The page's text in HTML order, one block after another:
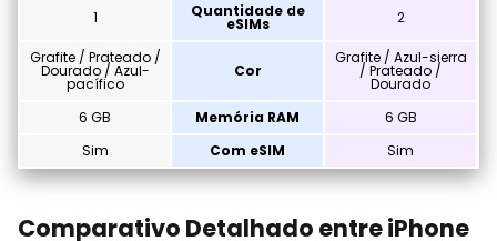
1 Quantidade de
eSIMs 2
Grafite / Prateado /
Dourado / Azul-
pacífico
Cor
Grafite / Azul-sierra
/ Prateado /
Dourado
6 GB
Memória RAM
6 GB
Sim
Com eSIM Sim
Comparativo Detalhado entre iPhone